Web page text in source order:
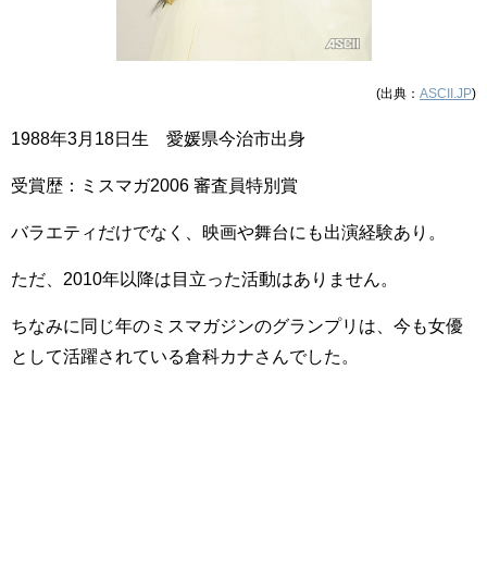
(出典： ASCII.JP)
1988年3月18日生 愛媛県今治市出身
受賞歴： ミスマガ2006 審査員特別賞
バラエティだけでなく、映画や舞台にも出演経験あり。
ただ、2010年以降は目立った活動はありません。
ちなみに同じ年のミスマガジンのグランプリは、今も女優
として活躍されている倉科カナさんでした。